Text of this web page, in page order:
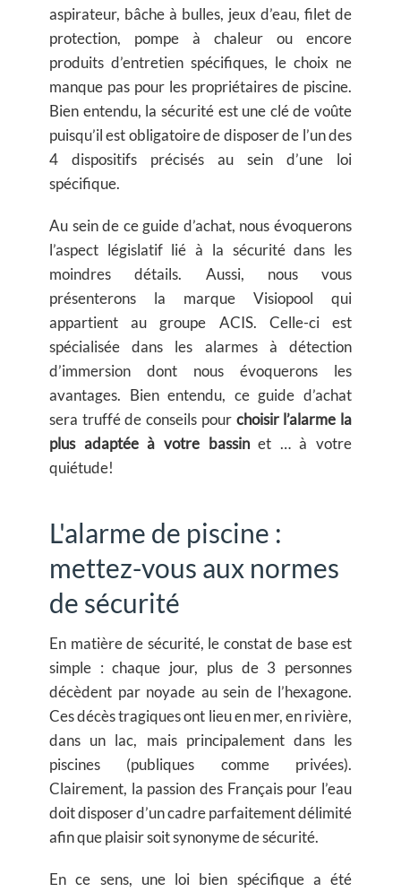
aspirateur, bâche à bulles, jeux d’eau, filet de
protection, pompe à chaleur ou encore
produits d’entretien spécifiques, le choix ne
manque pas pour les propriétaires de piscine.
Bien entendu, la sécurité est une clé de voûte
puisqu’il est obligatoire de disposer de l’un des
4 dispositifs précisés au sein d’une loi
spécifique.
Au sein de ce guide d’achat, nous évoquerons
l’aspect législatif lié à la sécurité dans les
moindres détails. Aussi, nous vous
présenterons la marque Visiopool qui
appartient au groupe ACIS. Celle-ci est
spécialisée dans les alarmes à détection
d’immersion dont nous évoquerons les
avantages. Bien entendu, ce guide d’achat
sera truffé de conseils pour choisir l’alarme la
plus adaptée à votre bassinet … à votre
quiétude!
L'alarme de piscine :
mettez-vous aux normes
de sécurité
En matière de sécurité, le constat de base est
simple : chaque jour, plus de 3 personnes
décèdent par noyade au sein de l’hexagone.
Ces décès tragiques ont lieu en mer, en rivière,
dans un lac, mais principalement dans les
piscines (publiques comme privées).
Clairement, la passion des Français pour l’eau
doit disposer d’un cadre parfaitement délimité
afin que plaisir soit synonyme de sécurité.
En ce sens, une loi bien spécifique a été